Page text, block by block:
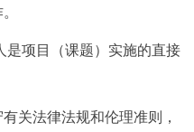
项目（课题）实施的直接
法律法规和伦理准则，